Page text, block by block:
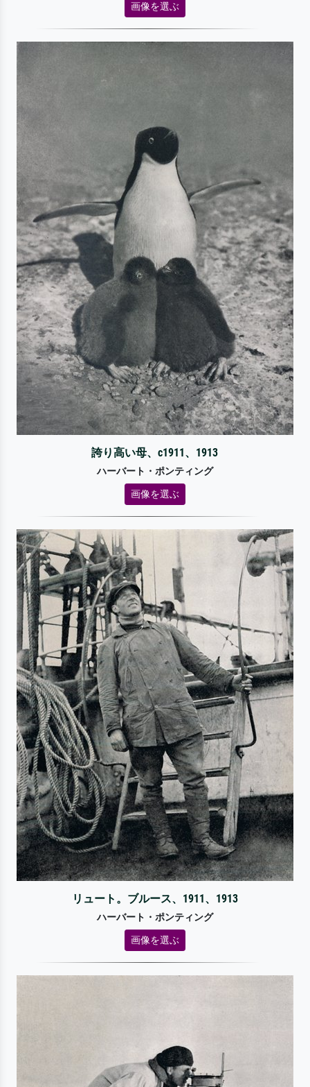
画像を選ぶ
誇り高い母、c1911、1913
ハーバート・ポンティング
画像を選ぶ
リュート。ブルース、1911、1913
ハーバート・ポンティング
画像を選ぶ